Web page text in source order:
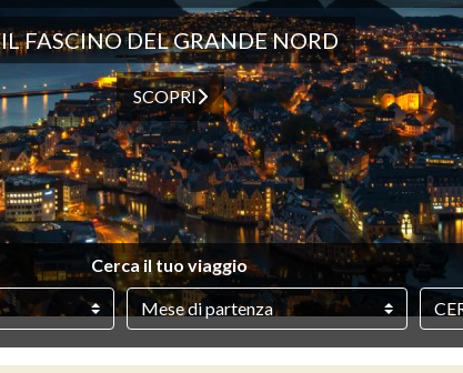
IL FASCINO DEL GRANDE NORD
SCOPRI
Cerca il tuo viaggio